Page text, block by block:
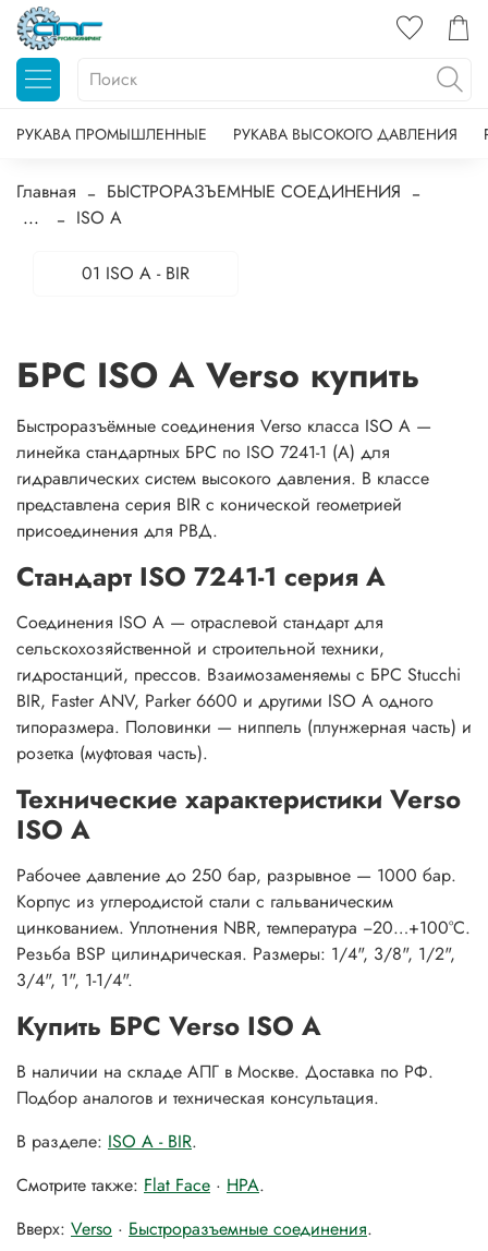
РУКАВА ПРОМЫШЛЕННЫЕ РУКАВА ВЫСОКОГО ДАВЛЕНИЯ
Главная
БЫСТРОРАЗЪЕМНЫЕ СОЕДИНЕНИЯ
...
ISO A
01 ISO A - BIR
БРС ISO A Verso купить
Быстроразъёмные соединения Verso класса ISO A —
линейка стандартных БРС по ISO 7241-1 (A) для
гидравлических систем высокого давления. В классе
представлена серия BIR с конической геометрией
присоединения для РВД.
Стандарт ISO 7241-1 серия A
Соединения ISO A — отраслевой стандарт для
сельскохозяйственной и строительной техники,
гидростанций, прессов. Взаимозаменяемы с БРС Stucchi
BIR, Faster ANV, Parker 6600 и другими ISO A одного
типоразмера. Половинки — ниппель (плунжерная часть) и
розетка (муфтовая часть).
Технические характеристики Verso
ISO A
Рабочее давление до 250 бар, разрывное — 1000 бар.
Корпус из углеродистой стали с гальваническим
цинкованием. Уплотнения NBR, температура −20…+100°C.
Резьба BSP цилиндрическая. Размеры: 1/4", 3/8", 1/2",
3/4", 1", 1-1/4".
Купить БРС Verso ISO A
В наличии на складе АПГ в Москве. Доставка по РФ.
Подбор аналогов и техническая консультация.
В разделе: ISO A - BIR.
Смотрите также: Flat Face · HPA.
Вверх: Verso · Быстроразъемные соединения.